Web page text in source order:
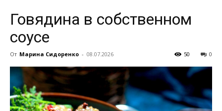
Говядина в собственном
соусе
От Марина Сидоренко - 08.07.2026 0
50